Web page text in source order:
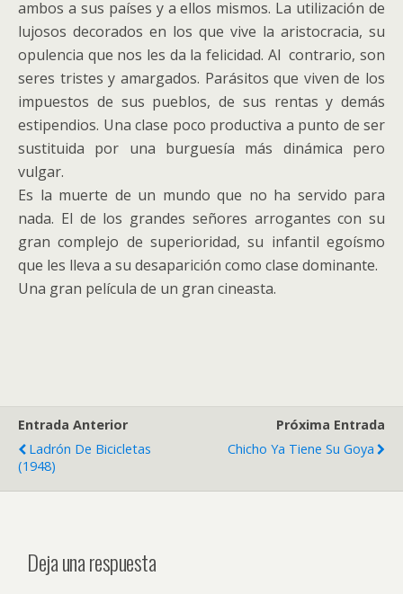
ambos a sus países y a ellos mismos. La utilización de
lujosos decorados en los que vive la aristocracia, su
opulencia que nos les da la felicidad. Al contrario, son
seres tristes y amargados. Parásitos que viven de los
impuestos de sus pueblos, de sus rentas y demás
estipendios. Una clase poco productiva a punto de ser
sustituida por una burguesía más dinámica pero
vulgar.
Es la muerte de un mundo que no ha servido para
nada. El de los grandes señores arrogantes con su
gran complejo de superioridad, su infantil egoísmo
que les lleva a su desaparición como clase dominante.
Una gran película de un gran cineasta.
Entrada Anterior
Ladrón De Bicicletas
(1948)
Próxima Entrada
Chicho Ya Tiene Su Goya
Deja una respuesta